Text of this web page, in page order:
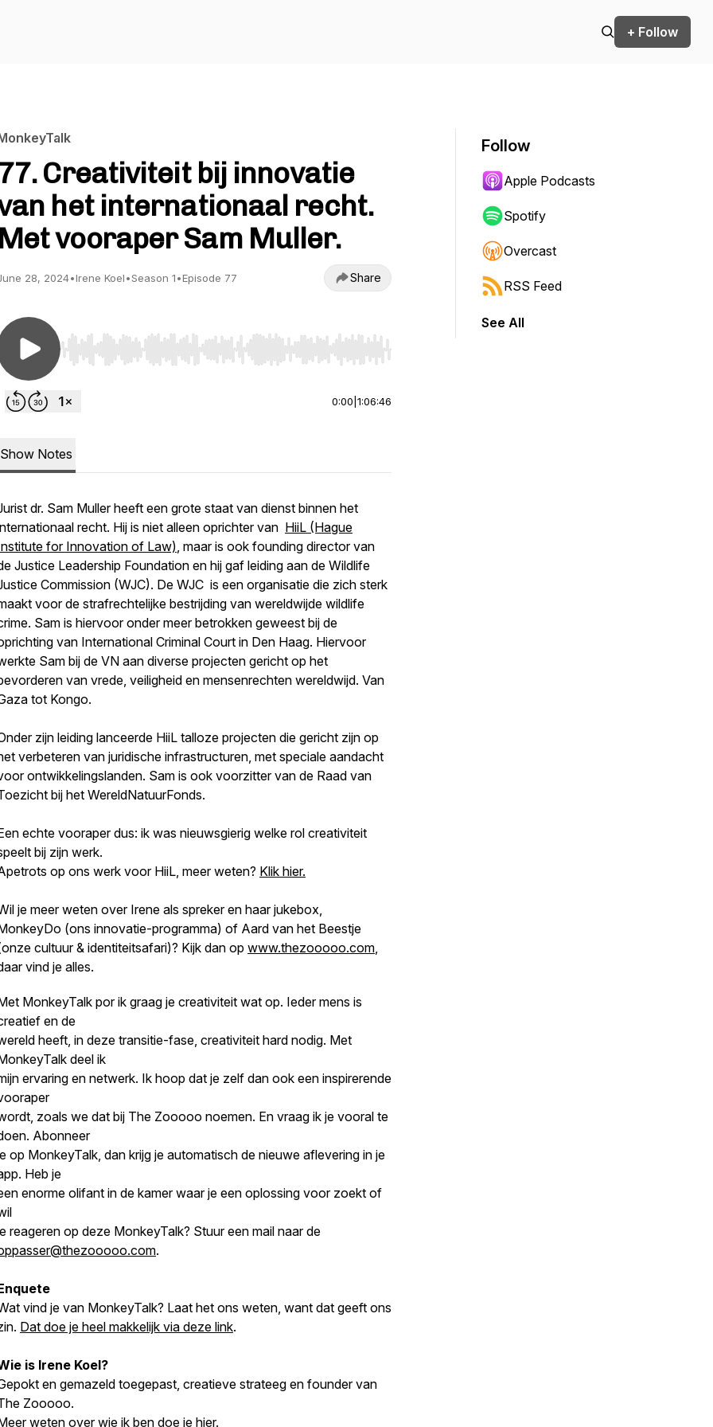
+ Follow
77. Creativiteit bij innovatie
het internationaal recht.
Met vooraper Sam Muller.
28, 2024•Irene Koel•Season 1•Episode 77 Share
Use Left/Right to seek, Home/End to jump to start or end. Hold shift to jump forward or backward.
0:00 1:06:46
Show Notes
dr. Sam Muller heeft een grote staat van dienst binnen het
recht. Hij is niet alleen oprichter van HiiL (Hague
for Innovation of Law), maar is ook founding directorvan
Justice Leadership Foundation en hij gaf leiding aan de Wildlife
Commission (WJC). De WJC is een organisatie die zich sterk
voor de strafrechtelijke bestrijding van wereldwijde wildlife
. Sam is hiervoor onder meer betrokken geweest bij de
van International Criminal Court in Den Haag. Hiervoor
Sam bij de VN aan diverse projecten gericht op het
van vrede, veiligheid en mensenrechten wereldwijd. Van
tot Kongo.
zijn leiding lanceerde HiiL talloze projecten die gericht zijn op
verbeteren van juridische infrastructuren, met speciale aandacht
ontwikkelingslanden. Sam is ook voorzitter van de Raad van
bij het WereldNatuurFonds.
echte vooraper dus: ik was nieuwsgierig welke rol creativiteit
bij zijn werk.
op ons werk voor HiiL, meer weten? Klik hier.
je meer weten over Irene als spreker en haar jukebox,
(ons innovatie-programma) of Aard van het Beestje
cultuur & identiteitsafari)? Kijk dan op www.thezooooo.com,
vind je alles.
MonkeyTalk por ik graag je creativiteit wat op. Ieder mens is
en de
heeft, in deze transitie-fase, creativiteit hard nodig. Met
deel ik
ervaring en netwerk. Ik hoop dat je zelf dan ook een inspirerende
zoals we dat bij The Zooooo noemen. En vraag ik je vooral te
Abonneer
op MonkeyTalk, dan krijg je automatisch de nieuwe aflevering in je
Heb je
enorme olifant in de kamer waar je een oplossing voor zoekt of
reageren op deze MonkeyTalk? Stuur een mail naar de
.
vind je van MonkeyTalk? Laat het ons weten, want dat geeft ons
Dat doe je heel makkelijk via deze link.
is Irene Koel?
en gemazeld toegepast, creatieve strateeg en founder van
Zooooo.
weten over wie ik ben doe je hier.
Follow
Apple Podcasts
Spotify
Overcast
RSS Feed
See All